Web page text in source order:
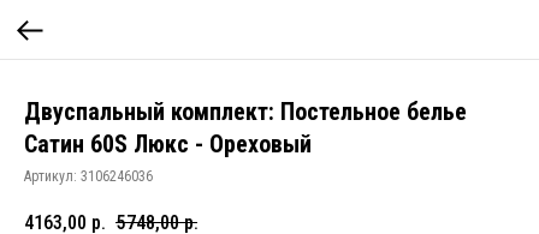
Двуспальный комплект: Постельное белье
Сатин 60S Люкс - Ореховый
Артикул: 3106246036
4163,00 р. 5748,00 р.